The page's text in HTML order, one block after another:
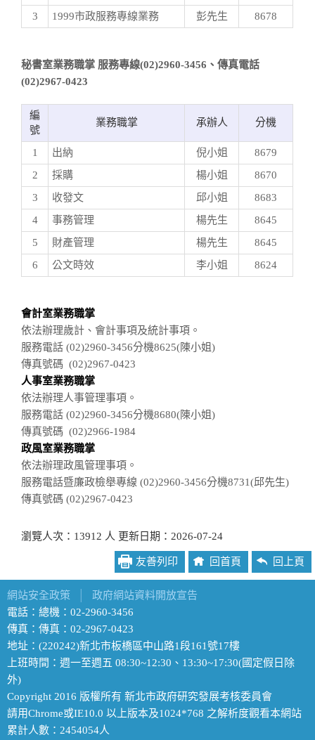
3
1999市政服務專線業務 彭先生 8678
秘書室業務職掌 服務專線(02)2960-3456、傳真電話
(02)2967-0423
編
號
業務職掌 承辦人 分機
1 出納 倪小姐
8679
2
採購 楊小姐
8670
3
收發文 邱小姐
8683
4
事務管理 楊先生
8645
5
財產管理 楊先生
8645
6
公文時效 李小姐 8624
會計室業務職掌
依法辦理歲計、會計事項及統計事項。
服務電話 (02)2960-3456分機8625(陳小姐)
傳真號碼 (02)2967-0423
人事室業務職掌
依法辦理人事管理事項。
服務電話 (02)2960-3456分機8680(陳小姐)
傳真號碼 (02)2966-1984
政風室業務職掌
依法辦理政風管理事項。
服務電話暨廉政檢舉專線 (02)2960-3456分機8731(邱先生)
傳真號碼 (02)2967-0423
瀏覽人次：13912 人 更新日期：2026-07-24
友善列印 回首頁 回上頁
網站安全政策
政府網站資料開放宣告
電話：總機：02-2960-3456
傳真：傳真：02-2967-0423
地址：(220242)新北市板橋區中山路1段161號17樓
上班時間：週一至週五 08:30~12:30、13:30~17:30(國定假日除
外)
Copyright 2016 版權所有 新北市政府研究發展考核委員會
請用Chrome或IE10.0 以上版本及1024*768 之解析度觀看本網站
累計人數：2454054人